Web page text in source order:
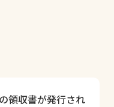
領収書が発行され